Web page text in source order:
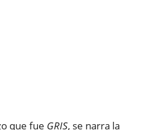
que fue GRIS, se narra la